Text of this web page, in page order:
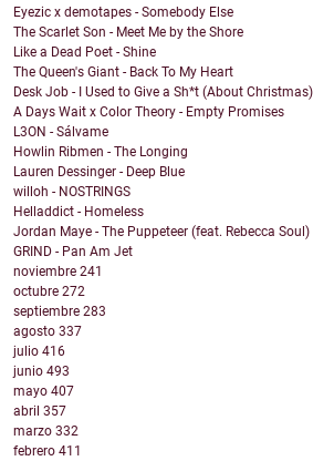
Eyezic x demotapes - Somebody Else
The Scarlet Son - Meet Me by the Shore
Like a Dead Poet - Shine
The Queen's Giant - Back To My Heart
Desk Job - I Used to Give a Sh*t (About Christmas)
A Days Wait x Color Theory - Empty Promises
L3ON - Sálvame
Howlin Ribmen - The Longing
Lauren Dessinger - Deep Blue
willoh - NOSTRINGS
Helladdict - Homeless
Jordan Maye - The Puppeteer (feat. Rebecca Soul)
GRIND - Pan Am Jet
noviembre 241
octubre 272
septiembre 283
agosto 337
julio 416
junio 493
mayo 407
abril 357
marzo 332
febrero 411